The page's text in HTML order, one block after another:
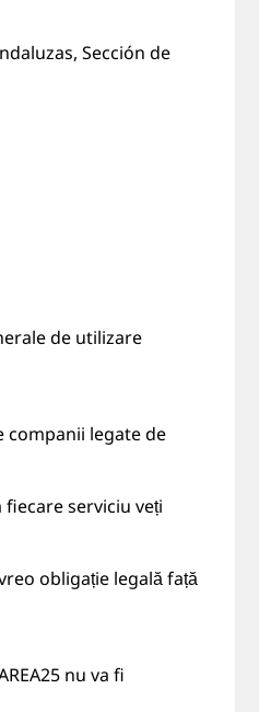
Sección de
de utilizare
companii legate de
serviciu veți
obligație legală față
nu va fi